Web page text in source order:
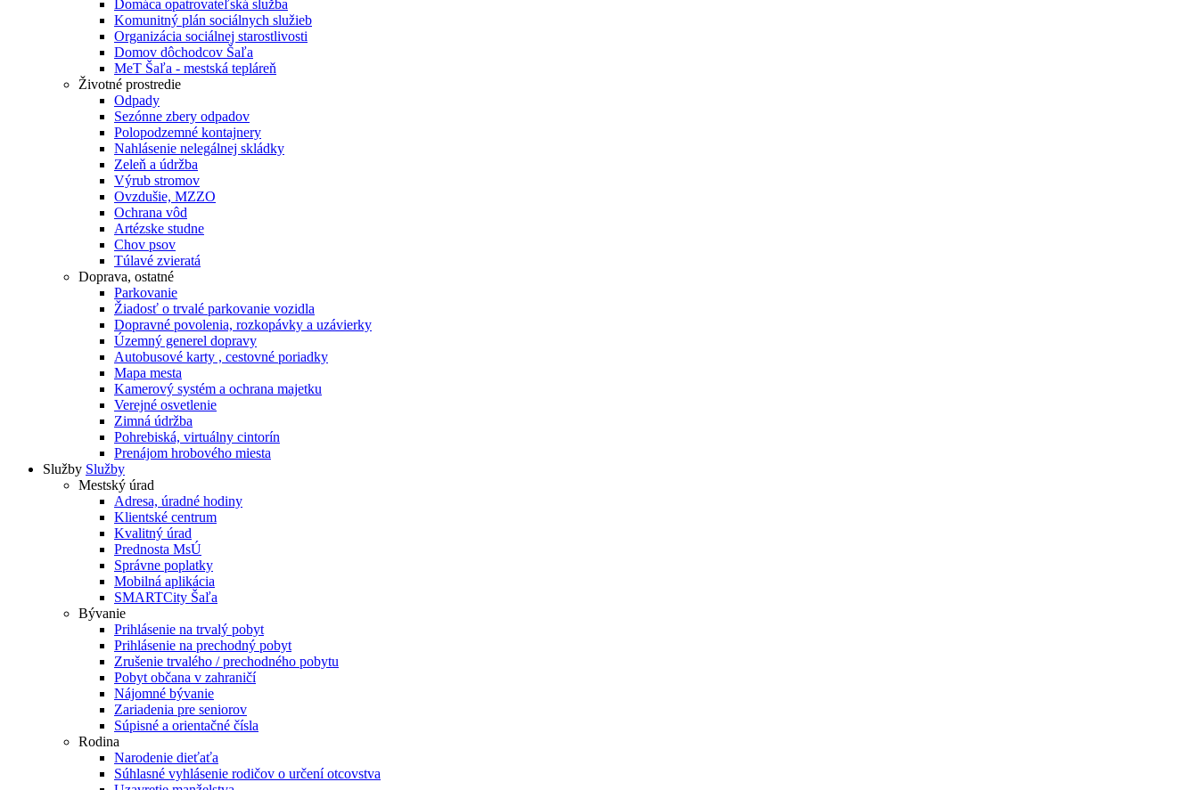
Domáca opatrovateľská služba
Komunitný plán sociálnych služieb
Organizácia sociálnej starostlivosti
Domov dôchodcov Šaľa
MeT Šaľa - mestská tepláreň
Životné prostredie
Odpady
Sezónne zbery odpadov
Polopodzemné kontajnery
Nahlásenie nelegálnej skládky
Zeleň a údržba
Výrub stromov
Ovzdušie, MZZO
Ochrana vôd
Artézske studne
Chov psov
Túlavé zvieratá
Doprava, ostatné
Parkovanie
Žiadosť o trvalé parkovanie vozidla
Dopravné povolenia, rozkopávky a uzávierky
Územný generel dopravy
Autobusové karty , cestovné poriadky
Mapa mesta
Kamerový systém a ochrana majetku
Verejné osvetlenie
Zimná údržba
Pohrebiská, virtuálny cintorín
Prenájom hrobového miesta
Služby Služby
Mestský úrad
Adresa, úradné hodiny
Klientské centrum
Kvalitný úrad
Prednosta MsÚ
Správne poplatky
Mobilná aplikácia
SMARTCity Šaľa
Bývanie
Prihlásenie na trvalý pobyt
Prihlásenie na prechodný pobyt
Zrušenie trvalého / prechodného pobytu
Pobyt občana v zahraničí
Nájomné bývanie
Zariadenia pre seniorov
Súpisné a orientačné čísla
Rodina
Narodenie dieťaťa
Súhlasné vyhlásenie rodičov o určení otcovstva